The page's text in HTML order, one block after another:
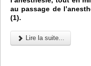
au passage de
(1).
Lire la suite...